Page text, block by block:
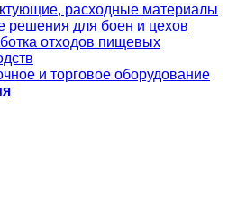
расходные материалы
решения для боен и цехов
отходов пищевых
и торговое оборудование